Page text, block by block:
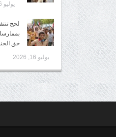
يوليو 16, 2026
لحج
حق
يوليو 16, 2026